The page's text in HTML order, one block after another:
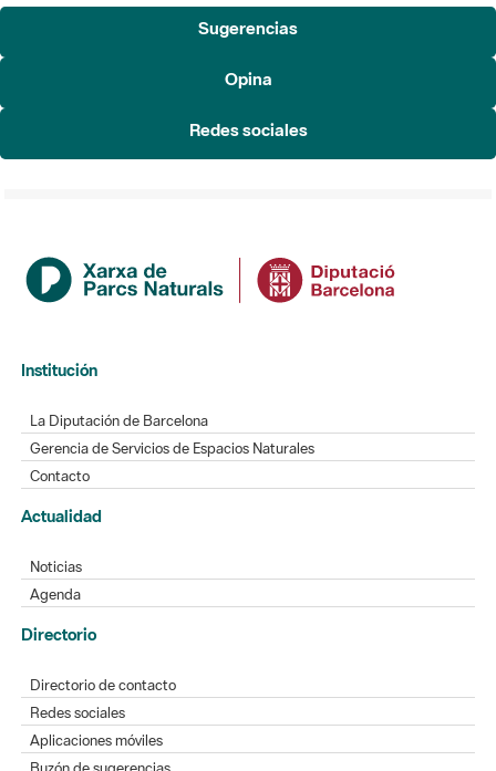
Sugerencias
Opina
Redes sociales
Institución
La Diputación de Barcelona
Gerencia de Servicios de Espacios Naturales
Contacto
Actualidad
Noticias
Agenda
Directorio
Directorio de contacto
Redes sociales
Aplicaciones móviles